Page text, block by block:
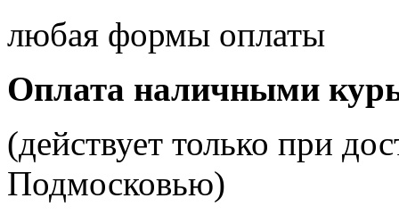
любая формы оплаты
Оплата наличными
(действует только при
Подмосковью)